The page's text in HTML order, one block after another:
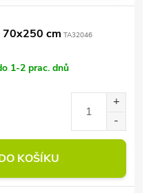
70x250 cm TA32046
1-2 prac. dnů
KOŠÍKU